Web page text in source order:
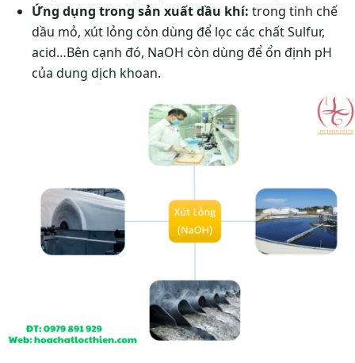
Ứng dụng trong sản xuất dầu khí: trong tinh chế
dầu mỏ, xút lỏng còn dùng để lọc các chất Sulfur,
acid…Bên cạnh đó, NaOH còn dùng để ổn định pH
của dung dịch khoan.